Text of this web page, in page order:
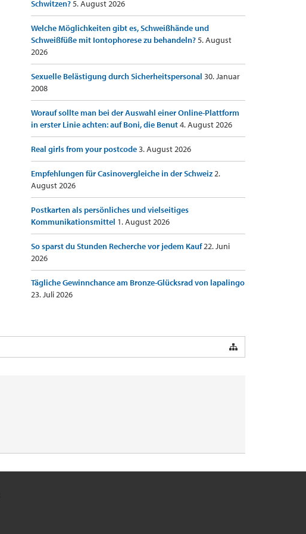
Schwitzen?5. August 2026
Welche Möglichkeiten gibt es, Schweißhände und
Schweißfüße mit Iontophorese zu behandeln?5. August
2026
Sexuelle Belästigung durch Sicherheitspersonal 30. Januar
2008
Worauf sollte man bei der Auswahl einer Online-Plattform
in erster Linie achten: auf Boni, die Benut4. August 2026
Real girls from your postcode3. August 2026
Empfehlungen für Casinovergleiche in der Schweiz2.
August 2026
Postkarten als persönliches und vielseitiges
Kommunikationsmittel 1. August 2026
So sparst du Stunden Recherche vor jedem Kauf22. Juni
2026
Tägliche Gewinnchance am Bronze-Glücksrad von lapalingo
23. Juli 2026